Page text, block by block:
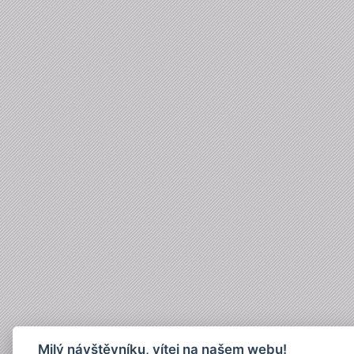
Milý návštěvníku, vítej na našem webu!